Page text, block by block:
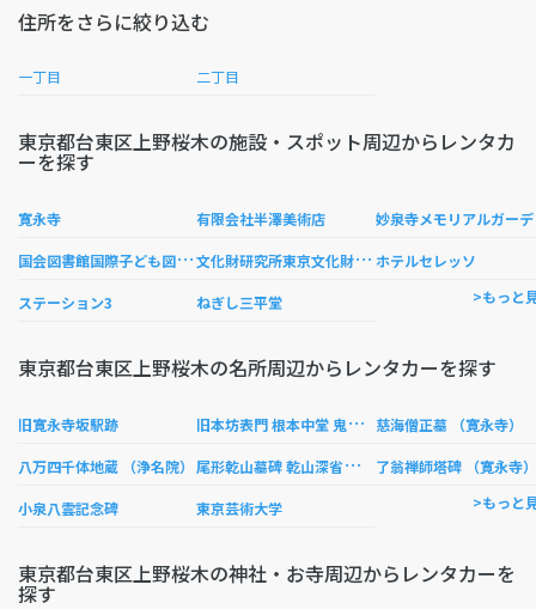
住所をさらに絞り込む
一丁目 二丁目
東京都台東区上野桜木の施設・スポット周辺からレンタカ
ーを探す
寛永寺 有限会社半澤美術店
泉
国
会図書館国際子ども図書館 文
化財研究所東京文化財研究所 ホテルセレッソ
ステーション3 ねぎし三平堂 >もっと
東京都台東区上野桜木の名所周辺からレンタカーを探す
旧寛永寺坂駅跡 旧
本坊表門 根本中堂 鬼瓦 （寛永寺） 慈海僧正墓 （寛永寺）
八万四千体地蔵 （浄名院） 尾
形乾山墓碑 乾山深省蹟 （寛永寺） 了翁禅師塔碑 （寛永寺）
小泉八雲記念碑 東京芸術大学 >もっと
東京都台東区上野桜木の神社・お寺周辺からレンタカーを
探す